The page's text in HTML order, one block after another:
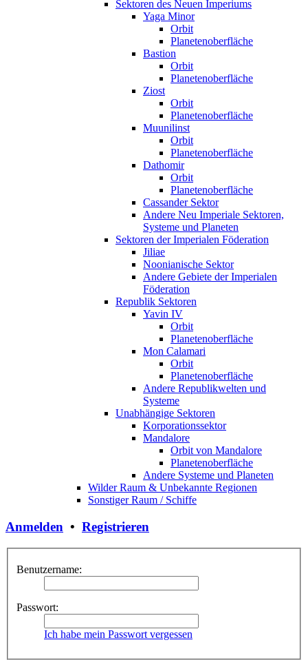
Sektoren des Neuen Imperiums
Yaga Minor
Orbit
Planetenoberfläche
Bastion
Orbit
Planetenoberfläche
Ziost
Orbit
Planetenoberfläche
Muunilinst
Orbit
Planetenoberfläche
Dathomir
Orbit
Planetenoberfläche
Cassander Sektor
Andere Neu Imperiale Sektoren,
Systeme und Planeten
Sektoren der Imperialen Föderation
Jiliae
Noonianische Sektor
Andere Gebiete der Imperialen
Föderation
Republik Sektoren
Yavin IV
Orbit
Planetenoberfläche
Mon Calamari
Orbit
Planetenoberfläche
Andere Republikwelten und
Systeme
Unabhängige Sektoren
Korporationssektor
Mandalore
Orbit von Mandalore
Planetenoberfläche
Andere Systeme und Planeten
Wilder Raum & Unbekannte Regionen
Sonstiger Raum / Schiffe
Anmelden • Registrieren
Benutzername:
Passwort:
Ich habe mein Passwort vergessen